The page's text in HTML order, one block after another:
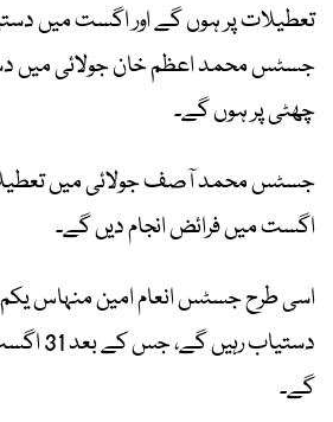
تعطیلات پر ہوں گے اور اگست میں
جسٹس محمد اعظم خان جولائی میں
چھٹی پر ہوں گے۔
جسٹس محمد آصف جولائی میں
اگست میں فرائض انجام دیں گے۔
دستیاب
گے۔